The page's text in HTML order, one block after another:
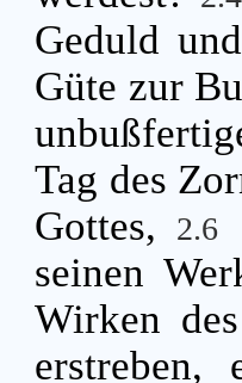
Geduld
Güte zur
Tag des
Gottes,
2.6
seinen
Wirken
erstreben,